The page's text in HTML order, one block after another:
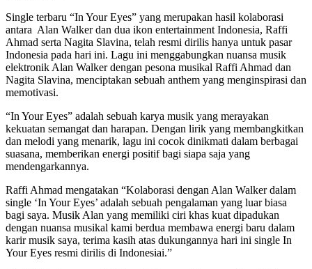
Single terbaru “In Your Eyes” yang merupakan hasil kolaborasi
antara Alan Walker dan dua ikon entertainment Indonesia, Raffi
Ahmad serta Nagita Slavina, telah resmi dirilis hanya untuk pasar
Indonesia pada hari ini. Lagu ini menggabungkan nuansa musik
elektronik Alan Walker dengan pesona musikal Raffi Ahmad dan
Nagita Slavina, menciptakan sebuah anthem yang menginspirasi dan
memotivasi.
“In Your Eyes” adalah sebuah karya musik yang merayakan
kekuatan semangat dan harapan. Dengan lirik yang membangkitkan
dan melodi yang menarik, lagu ini cocok dinikmati dalam berbagai
suasana, memberikan energi positif bagi siapa saja yang
mendengarkannya.
Raffi Ahmad mengatakan “Kolaborasi dengan Alan Walker dalam
single ‘In Your Eyes’ adalah sebuah pengalaman yang luar biasa
bagi saya. Musik Alan yang memiliki ciri khas kuat dipadukan
dengan nuansa musikal kami berdua membawa energi baru dalam
karir musik saya, terima kasih atas dukungannya hari ini single In
Your Eyes resmi dirilis di Indonesiai.”